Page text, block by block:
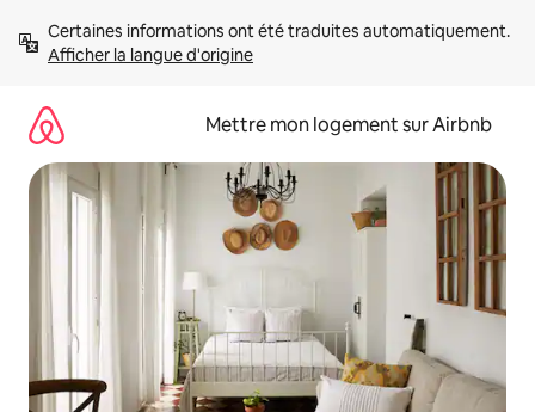
directement
Afficher la langue d'origine
Mettre mon logement sur Airbnb